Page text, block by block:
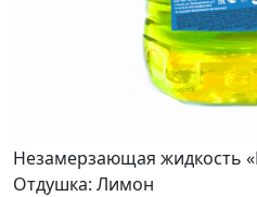
Незамерзающая жидкость
Отдушка: Лимон